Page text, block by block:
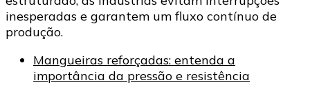
inesperadas e garantem um fluxo contínuo de
produção.
Mangueiras reforçadas: entenda a
importância da pressão e resistência